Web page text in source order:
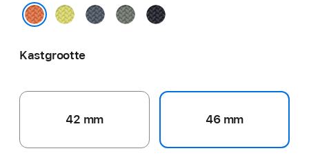
NeongeelAnkerblauw
GroengrijsMiddernacht
Kastgrootte
42 mm 46 mm